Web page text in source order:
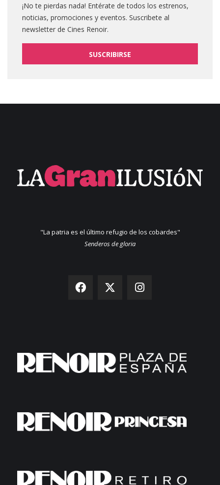
¡No te pierdas nada! Entérate de todos los estrenos,
noticias, promociones y eventos. Suscribete al
newsletter de Cines Renoir.
SUSCRIBIRSE
"La patria es el último refugio de los cobardes"
Senderos de gloria